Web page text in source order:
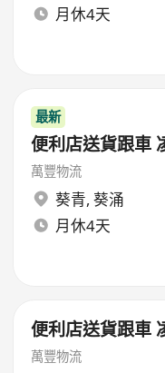
月休4天
最新
便利店送貨跟車
萬豐物流
葵青, 葵涌
月休4天
便利店送貨跟車
萬豐物流